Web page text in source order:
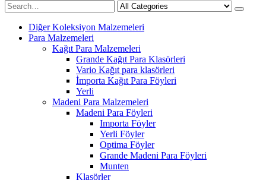
Diğer Koleksiyon Malzemeleri
Para Malzemeleri
Kağıt Para Malzemeleri
Grande Kağıt Para Klasörleri
Vario Kağıt para klasörleri
İmporta Kağıt Para Föyleri
Yerli
Madeni Para Malzemeleri
Madeni Para Föyleri
Importa Föyler
Yerli Föyler
Optima Föyler
Grande Madeni Para Föyleri
Munten
Klasörler